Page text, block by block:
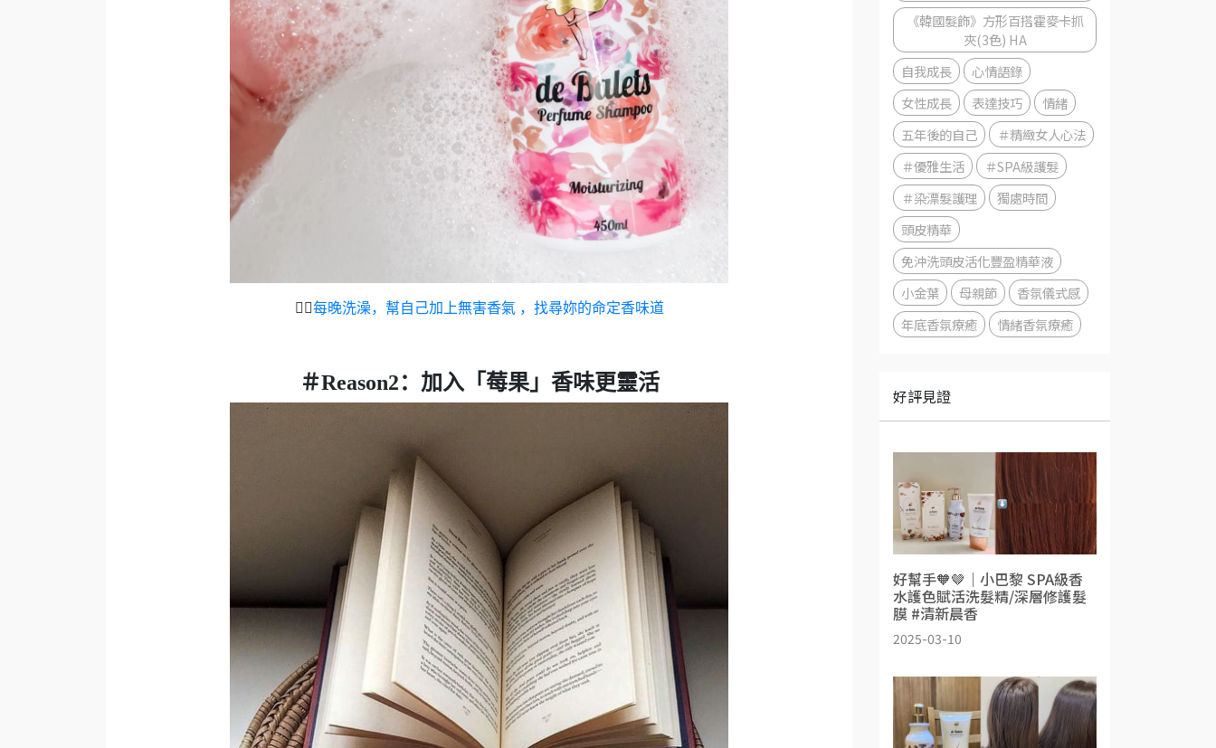
👉🏻每晚洗澡，幫自己加上無害香氣 ，找尋妳的命定香味道
＃Reason2：加入「莓果」香味更靈活
《韓國髮飾》方形百搭霍麥卡抓
夾(3色) HA
自我成長
心情語錄
女性成長
表達技巧
情緒
五年後的自己
＃精緻女人心法
＃優雅生活
＃SPA級護髮
＃染漂髮護理
獨處時間
頭皮精華
免沖洗頭皮活化豐盈精華液
小金葉
母親節
香氛儀式感
年底香氛療癒
情緒香氛療癒
好評見證
好幫手🧡🤎｜小巴黎 SPA級香
水護色賦活洗髮精/深層修護髮
膜 #清新晨香
2025-03-10